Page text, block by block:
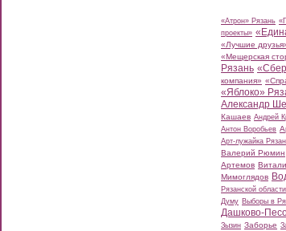
«Атрон» Рязань
проекты»
«Лучшие
«Мещерская
Рязань
компания»
«Яблоко»
Александр
Кашаев Андрей
Антон Воробьев
Арт-лужайка
Валерий Рюмин
Артемов
Мимоглядов
Рязанской области
Думу Выборы в
Дашково-
Зызин Заборье